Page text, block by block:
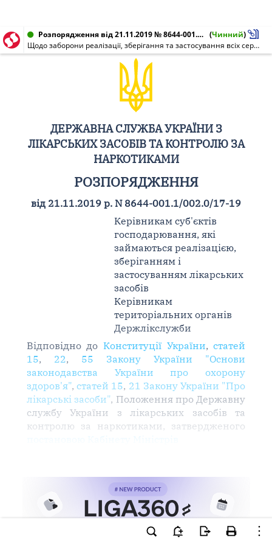
Розпорядження від 21.11.2019 № 8644-001.1/002.0/17-19 (Чинний)
Щодо заборони реалізації, зберігання та застосування всіх серій лікарського засобу Ингавирин, капсули по 60 мг N 7, виробництва "ПАО "Валента Фарм", Російська Федерація
ДЕРЖАВНА СЛУЖБА УКРАЇНИ З
ЛІКАРСЬКИХ ЗАСОБІВ ТА КОНТРОЛЮ ЗА
НАРКОТИКАМИ
РОЗПОРЯДЖЕННЯ
від 21.11.2019 р. N 8644-001.1/002.0/17-19
Керівникам суб'єктів
господарювання, які
займаються реалізацією,
зберіганням і
застосуванням лікарських
засобів
Керівникам
територіальних органів
Держлікслужби
Відповідно до Конституції України,статей
15, 22, 55 Закону України "Основи
законодавства України про охорону
здоров'я", статей 15, 21 Закону України "Про
лікарські засоби", Положення про Державну
службу України з лікарських засобів та
контролю за наркотиками, затвердженого